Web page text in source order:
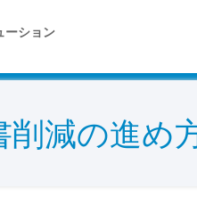
ーション
減の進め